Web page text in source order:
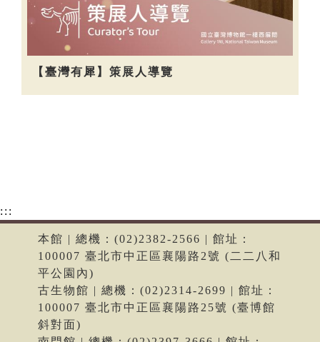
【臺灣有犀】策展人導覽
:::
本館 | 總機：(02)2382-2566 | 館址：
100007 臺北市中正區襄陽路2號 (二二八和
平公園內)
古生物館 | 總機：(02)2314-2699 | 館址：
100007 臺北市中正區襄陽路25號 (臺博館
斜對面)